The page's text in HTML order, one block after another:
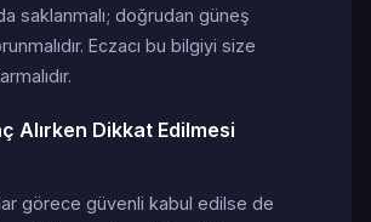
saklanmalı; doğrudan güneş
Eczacı bu bilgiyi size
Alırken Dikkat Edilmesi
görece güvenli kabul edilse de